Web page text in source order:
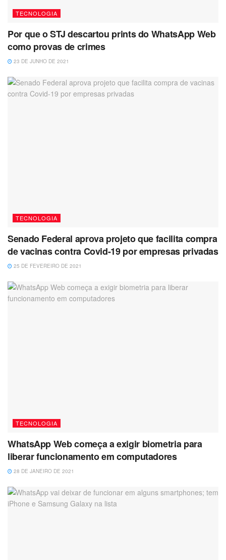
TECNOLOGIA
Por que o STJ descartou prints do WhatsApp Web
como provas de crimes
23 DE JUNHO DE 2021
TECNOLOGIA
Senado Federal aprova projeto que facilita compra
de vacinas contra Covid-19 por empresas privadas
25 DE FEVEREIRO DE 2021
TECNOLOGIA
WhatsApp Web começa a exigir biometria para
liberar funcionamento em computadores
28 DE JANEIRO DE 2021